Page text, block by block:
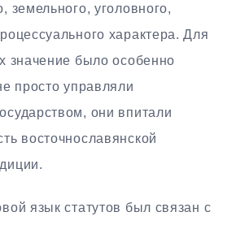
земельного, уголовного,
характера. Для
значение было особенно
просто управляли
они впитали
восточнославянской
язык статутов был связан с